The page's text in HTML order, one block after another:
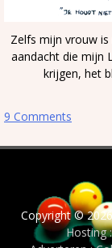
Zelfs mijn vrouw
aandacht die mijn
krijgen, het
9 Comments
Copyright ©
Hosting